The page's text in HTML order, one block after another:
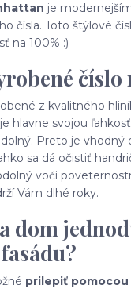
je
čísla. Toto štýlové
na 100% :)
číslo
z kvalitného
hlavne svojou
Preto je vhodný
sa dá očistiť
voči
Vám dlhé roky.
dom
prilepiť